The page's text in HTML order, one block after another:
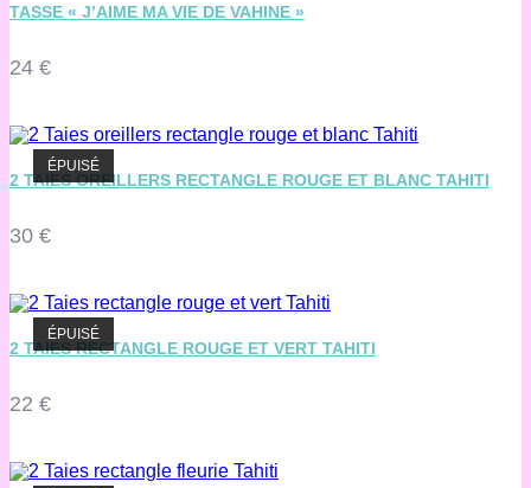
TASSE « J’AIME MA VIE DE VAHINE »
24 €
ÉPUISÉ
2 TAIES OREILLERS RECTANGLE ROUGE ET BLANC TAHITI
30 €
ÉPUISÉ
2 TAIES RECTANGLE ROUGE ET VERT TAHITI
22 €